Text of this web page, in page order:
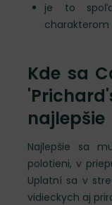
je to
charakterom
Kde sa
najlepšie
Najlepšie sa
polotieni, v
Uplatní sa v
vidieckych aj